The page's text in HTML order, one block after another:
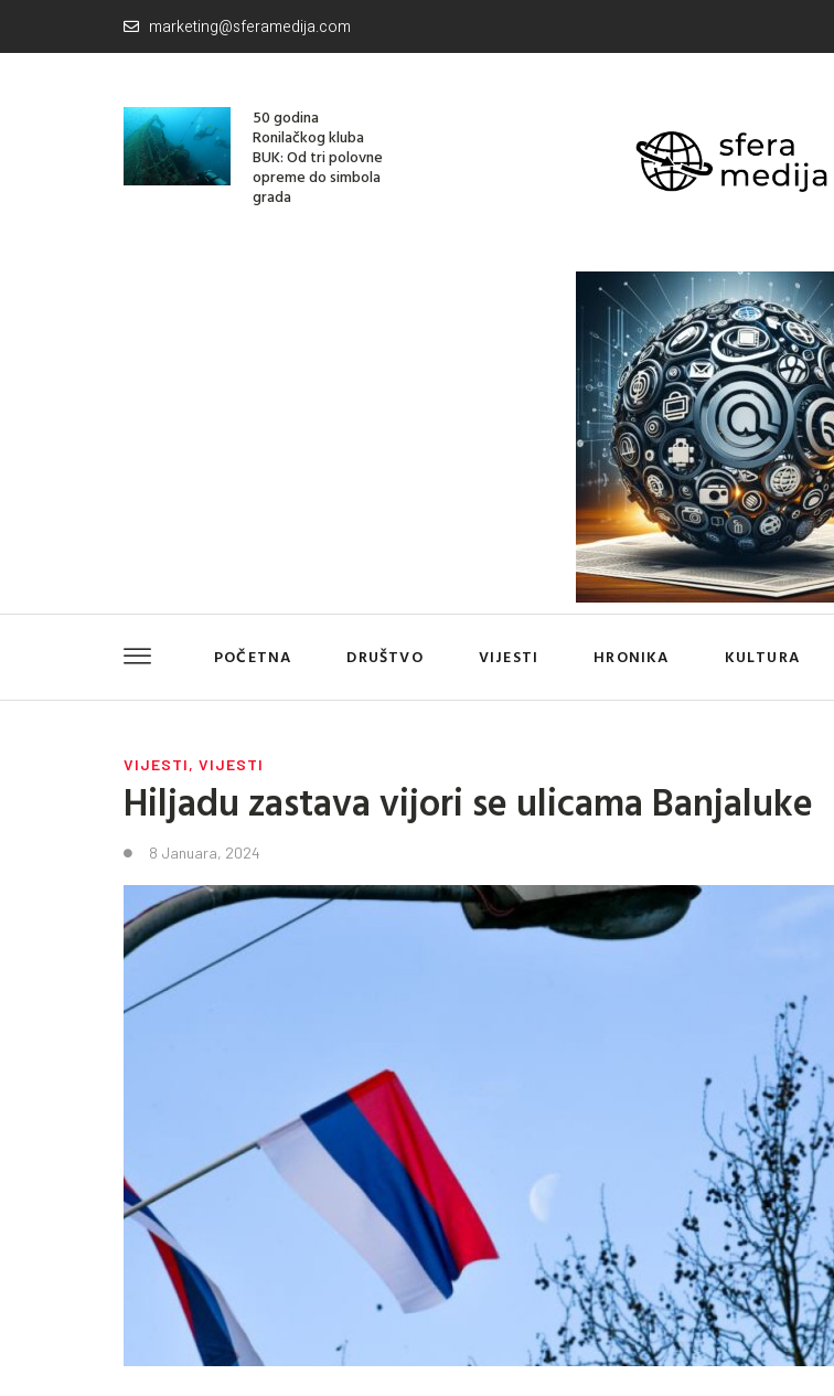
marketing@sferamedija.com
50 godina
Ronilačkog kluba
BUK: Od tri polovne
opreme do simbola
grada
POČETNA DRUŠTVO VIJESTI HRONIKA KULTURA
VIJESTI, VIJESTI
Hiljadu zastava vijori se ulicama Banjaluke
8 Januara, 2024